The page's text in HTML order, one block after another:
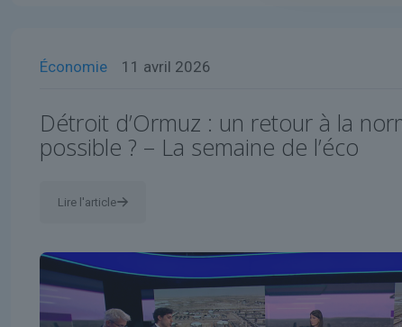
Économie 11 avril 2026
Détroit d’Ormuz : un retour à la
possible ? – La semaine de l’éco
Lire l'article